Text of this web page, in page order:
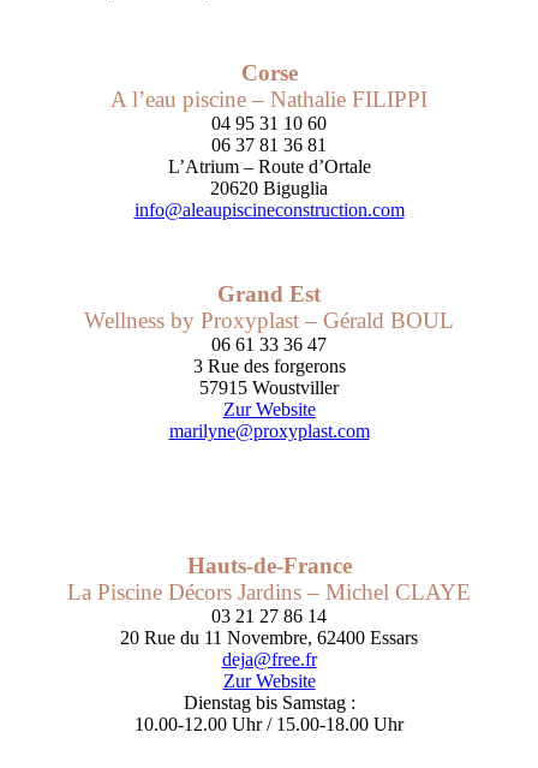
Corse
A l’eau piscine – Nathalie FILIPPI
04 95 31 10 60
06 37 81 36 81
L’Atrium – Route d’Ortale
20620 Biguglia
info@aleaupiscineconstruction.com
Grand Est
Wellness by Proxyplast – Gérald BOUL
06 61 33 36 47
3 Rue des forgerons
57915 Woustviller
Zur Website
marilyne@proxyplast.com
Hauts-de-France
La Piscine Décors Jardins – Michel CLAYE
03 21 27 86 14
20 Rue du 11 Novembre, 62400 Essars
deja@free.fr
Zur Website
Dienstag bis Samstag :
10.00-12.00 Uhr / 15.00-18.00 Uhr